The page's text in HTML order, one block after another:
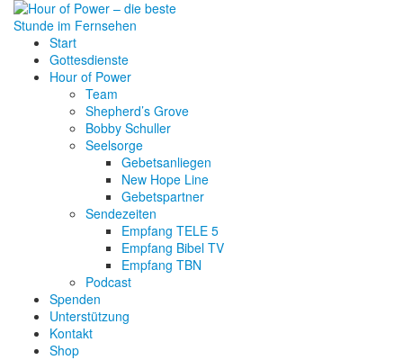
Start
Gottesdienste
Hour of Power
Team
Shepherd’s Grove
Bobby Schuller
Seelsorge
Gebetsanliegen
New Hope Line
Gebetspartner
Sendezeiten
Empfang TELE 5
Empfang Bibel TV
Empfang TBN
Podcast
Spenden
Unterstützung
Kontakt
Shop